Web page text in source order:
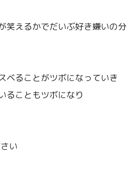
笑えるかでだいぶ好き嫌いの
ベることがツボになっていき
ることもツボになり
い